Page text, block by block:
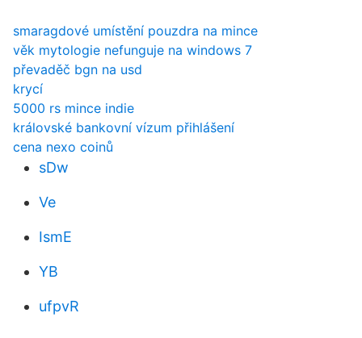
smaragdové umístění pouzdra na mince
věk mytologie nefunguje na windows 7
převaděč bgn na usd
krycí
5000 rs mince indie
královské bankovní vízum přihlášení
cena nexo coinů
sDw
Ve
IsmE
YB
ufpvR